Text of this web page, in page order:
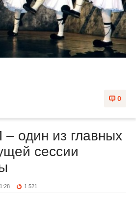
0
один из главных
сессии
1 521